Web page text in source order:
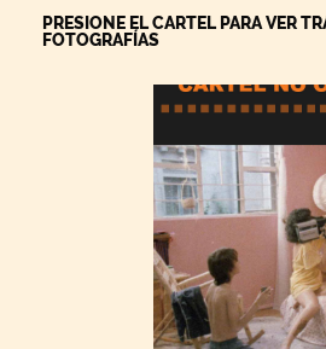
PRESIONE EL CARTEL PARA VER
FOTOGRAFÍAS